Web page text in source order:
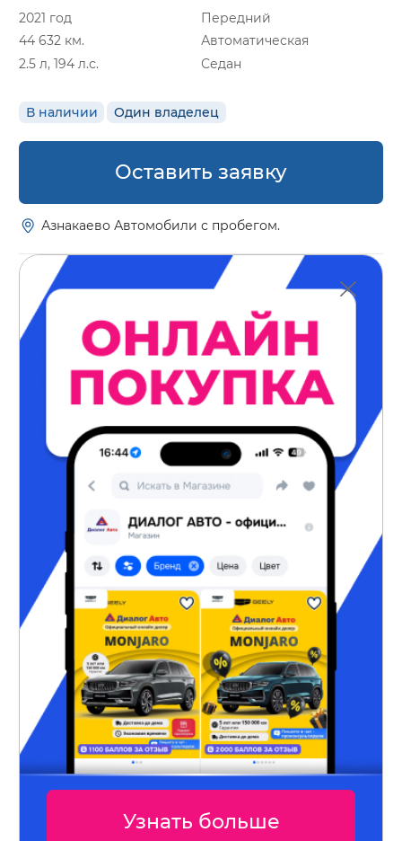
2021 год
Передний
44 632 км.
Автоматическая
2.5 л, 194 л.с.
Седан
В наличии Один владелец
Оставить заявку
Азнакаево Автомобили с пробегом.
Узнать больше